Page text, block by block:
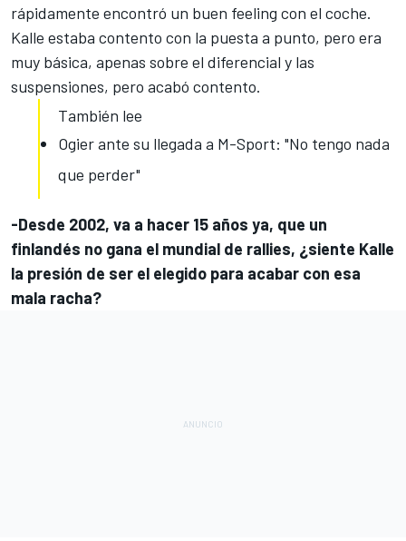
rápidamente encontró un buen feeling con el coche.
Kalle estaba contento con la puesta a punto, pero era
muy básica, apenas sobre el diferencial y las
suspensiones, pero acabó contento.
También lee
Ogier ante su llegada a M-Sport: "No tengo nada
que perder"
-Desde 2002, va a hacer 15 años ya, que un
finlandés no gana el mundial de rallies, ¿siente Kalle
la presión de ser el elegido para acabar con esa
mala racha?